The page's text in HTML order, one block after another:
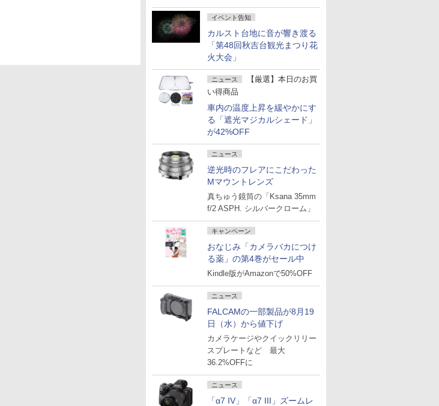
イベント告知
カルスト台地に音が響き渡る
「第48回秋吉台観光まつり花
火大会」
ニュース
【厳選】本日のお買
い得商品
車内の温度上昇を緩やかにす
る「遮光マジカルシェード」
が42%OFF
ニュース
逆光時のフレアにこだわった
Mマウントレンズ
真ちゅう鏡筒の「Ksana 35mm
f/2 ASPH. シルバークローム」
キャンペーン
おなじみ「カメラバカにつけ
る薬」の第4巻がセール中
Kindle版がAmazonで50%OFF
ニュース
FALCAMの一部製品が8月19
日（水）から値下げ
カメラケージやクイックリリー
スプレートなど 最大
36.2%OFFに
ニュース
「α7 IV」「α7 III」ズームレ